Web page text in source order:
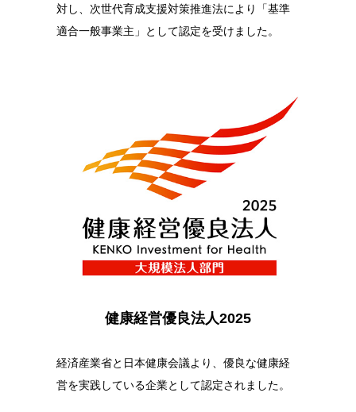
対し、次世代育成支援対策推進法により「基準
適合一般事業主」として認定を受けました。
健康経営優良法人2025
経済産業省と日本健康会議より、優良な健康経
営を実践している企業として認定されました。